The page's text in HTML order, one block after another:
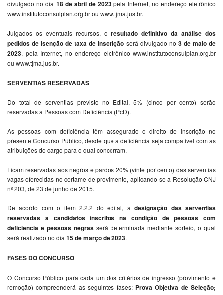
divulgado no dia 18 de abril de 2023 pela Internet, no endereço eletrônico
www.institutoconsulplan.org.br ou www.tjma.jus.br.
Julgados os eventuais recursos, o resultado definitivo da análise dos
pedidos de isenção de taxa de inscrição será divulgado no 3 de maio de
2023, pela Internet, no endereço eletrônico www.institutoconsulplan.org.br
ou www.tjma.jus.br.
SERVENTIAS RESERVADAS
Do total de serventias previsto no Edital, 5% (cinco por cento) serão
reservadas a Pessoas com Deficiência (PcD).
As pessoas com deficiência têm assegurado o direito de inscrição no
presente Concurso Público, desde que a deficiência seja compatível com as
atribuições do cargo para o qual concorram.
Ficam reservadas aos negros e pardos 20% (vinte por cento) das serventias
vagas oferecidas no certame de provimento, aplicando-se a Resolução CNJ
nº 203, de 23 de junho de 2015.
De acordo com o item 2.2.2 do edital, adesignação das serventias
reservadas a candidatos inscritos na condição de pessoas com
deficiência e pessoas negras será determinada mediante sorteio, o qual
será realizado no dia 15 de março de 2023.
FASES DO CONCURSO
O Concurso Público para cada um dos critérios de ingresso (provimento e
remoção) compreenderá as seguintes fases: Prova Objetiva de Seleção;